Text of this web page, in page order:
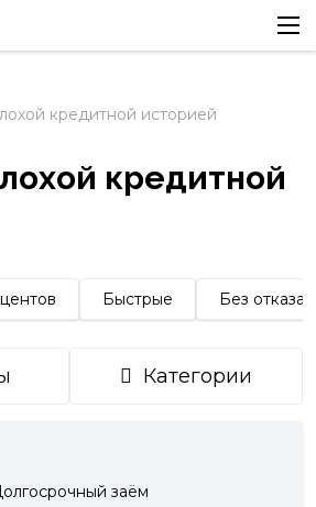
кредитной историей
кредитной
Быстрые Без отказа
Категории
заём